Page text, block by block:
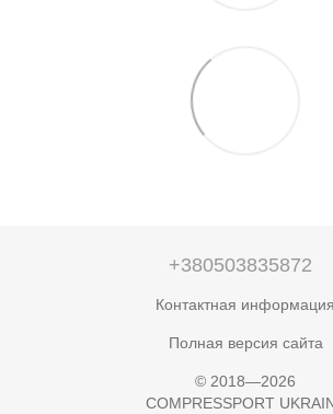
+380503835872
Контактная информация
Полная версия сайта
© 2018—2026
COMPRESSPORT